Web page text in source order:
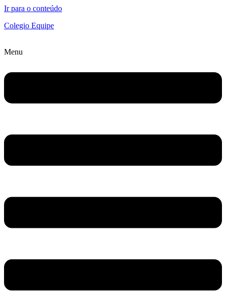
Ir para o conteúdo
Colegio Equipe
Menu